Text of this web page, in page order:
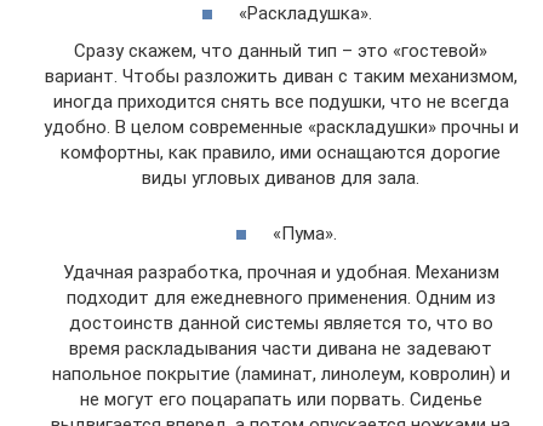
«Раскладушка».
Сразу скажем, что данный тип – это «гостевой»
вариант. Чтобы разложить диван с таким механизмом,
иногда приходится снять все подушки, что не всегда
удобно. В целом современные «раскладушки» прочны и
комфортны, как правило, ими оснащаются дорогие
виды угловых диванов для зала.
«Пума».
Удачная разработка, прочная и удобная. Механизм
подходит для ежедневного применения. Одним из
достоинств данной системы является то, что во
время раскладывания части дивана не задевают
напольное покрытие (ламинат, линолеум, ковролин) и
не могут его поцарапать или порвать. Сиденье